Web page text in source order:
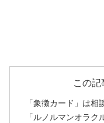
この記
「象徴カード」は
「ルノルマンオラク